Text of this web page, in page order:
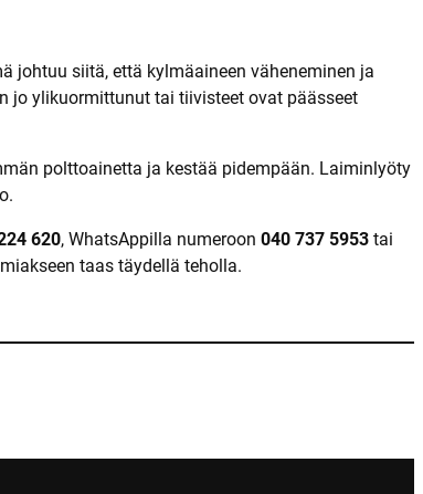
johtuu siitä, että kylmäaineen väheneminen ja
jo ylikuormittunut tai tiivisteet ovat päässeet
polttoainetta ja kestää pidempään. Laiminlyöty
620, WhatsAppilla numeroon 040 737 5953 tai
taas täydellä teholla.